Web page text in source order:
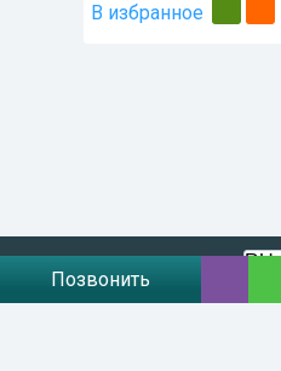
В избранное
Позвонить